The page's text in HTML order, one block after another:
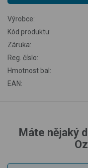
Výrobce:
Kód produktu:
Záruka:
Reg. číslo:
Hmotnost bal:
EAN:
Máte nějaký